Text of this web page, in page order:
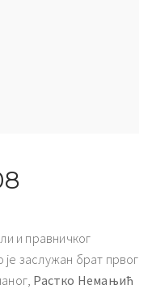
и правничког
заслужан брат првог
Растко Немањић